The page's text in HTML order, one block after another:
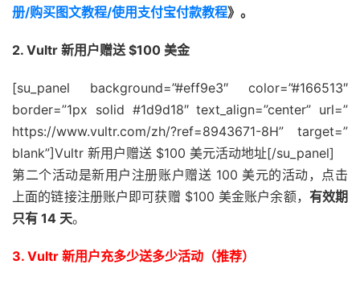
册/购买图文教程/使用支付宝付款教程》。
2. Vultr 新用户赠送 $100 美金
[su_panel background=”#eff9e3″ color=”#166513″
border=”1px solid #1d9d18″ text_align=”center” url=”
https://www.vultr.com/zh/?ref=8943671-8H” target=”
blank”]Vultr 新用户赠送 $100 美元活动地址[/su_panel]
第二个活动是新用户注册账户赠送 100 美元的活动，点击
上面的链接注册账户即可获赠 $100 美金账户余额， 有效期
只有 14 天。
3. Vultr 新用户充多少送多少活动（推荐）